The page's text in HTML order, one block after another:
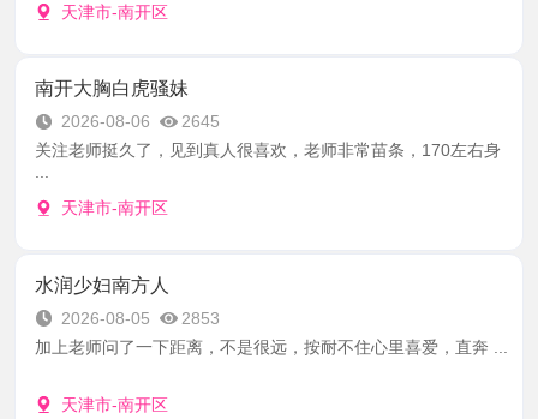
天津市-南开区
南开大胸白虎骚妹
2026-08-06
2645
关注老师挺久了，见到真人很喜欢，老师非常苗条，170左右身
...
天津市-南开区
水润少妇南方人
2026-08-05
2853
加上老师问了一下距离，不是很远，按耐不住心里喜爱，直奔 ...
天津市-南开区